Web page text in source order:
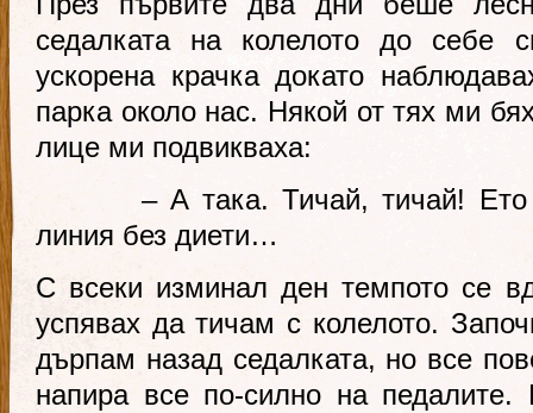
седалката на колелото до себе
ускорена крачка докато
парка около нас. Някой от тях ми
лице ми подвикваха:
– А така. Тичай, тичай! Ето
линия без диети…
С всеки изминал ден темпото се
успявах да тичам с колелото.
дърпам назад седалката, но все
напира все по-силно на